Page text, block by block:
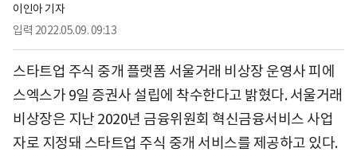
이인아 기자
입력 2022.05.09. 09:13
스타트업 주식 중개 플랫폼 서울거래 비상장 운영사 피에
스엑스가 9일 증권사 설립에 착수한다고 밝혔다. 서울거래
비상장은 지난 2020년 금융위원회 혁신금융서비스 사업
자로 지정돼 스타트업 주식 중개 서비스를 제공하고 있다.